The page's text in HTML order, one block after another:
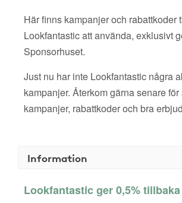
Här finns kampanjer och rabattkoder
Lookfantastic att använda, exklusivt
Sponsorhuset.
Just nu har inte Lookfantastic några
kampanjer. Återkom gärna senare
kampanjer, rabattkoder och bra
Information
Lookfantastic ger 0,5% tillbaka